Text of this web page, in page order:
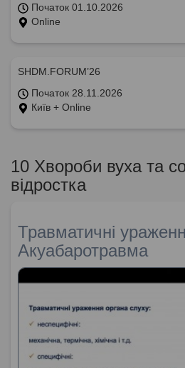
Початок 01.10.2026
Online
SHDM.FORUM’26
Початок 28.11.2026
Київ + Online
10 Хвороби вуха та
відростка
Травматичні
Акуабаротравма